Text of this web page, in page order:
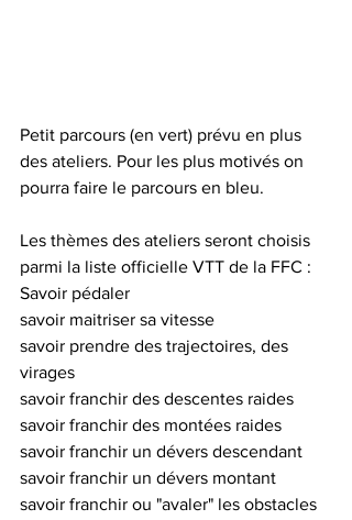
Petit parcours (en vert) prévu en plus
des ateliers. Pour les plus motivés on
pourra faire le parcours en bleu.
Les thèmes des ateliers seront choisis
parmi la liste officielle VTT de la FFC :
Savoir pédaler
savoir maitriser sa vitesse
savoir prendre des trajectoires, des
virages
savoir franchir des descentes raides
savoir franchir des montées raides
savoir franchir un dévers descendant
savoir franchir un dévers montant
savoir franchir ou "avaler" les obstacles